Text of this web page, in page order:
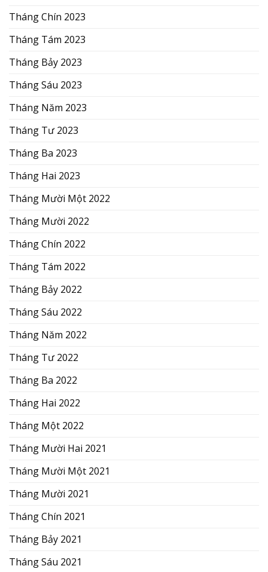
Tháng Chín 2023
Tháng Tám 2023
Tháng Bảy 2023
Tháng Sáu 2023
Tháng Năm 2023
Tháng Tư 2023
Tháng Ba 2023
Tháng Hai 2023
Tháng Mười Một 2022
Tháng Mười 2022
Tháng Chín 2022
Tháng Tám 2022
Tháng Bảy 2022
Tháng Sáu 2022
Tháng Năm 2022
Tháng Tư 2022
Tháng Ba 2022
Tháng Hai 2022
Tháng Một 2022
Tháng Mười Hai 2021
Tháng Mười Một 2021
Tháng Mười 2021
Tháng Chín 2021
Tháng Bảy 2021
Tháng Sáu 2021